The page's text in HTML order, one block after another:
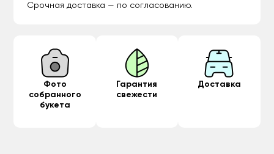
Срочная доставка — по согласованию.
Фото
собранного
букета
Гарантия
свежести
Доставка